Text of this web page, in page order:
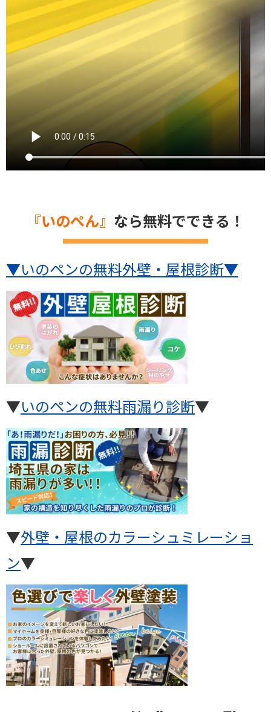
『いのぺん』 なら無料でできる！
▼いのペンの無料外壁・屋根診断▼
▼いのペンの無料雨漏り診断▼
▼外壁・屋根のカラーシュミレーショ
ン▼